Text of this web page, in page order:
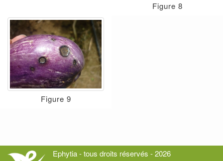
Figure 8
Figure 9
Ephytia - tous droits réservés - 2026